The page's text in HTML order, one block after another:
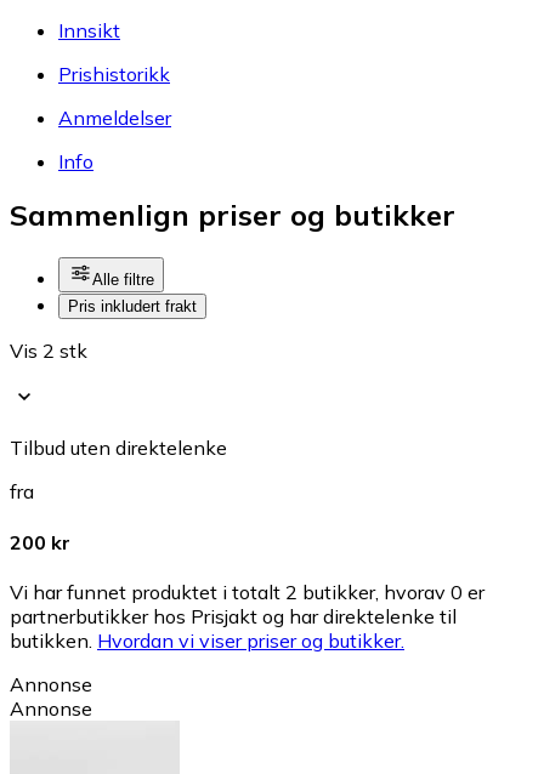
Innsikt
Prishistorikk
Anmeldelser
Info
Sammenlign priser og butikker
Alle filtre
Pris inkludert frakt
Vis 2 stk
Tilbud uten direktelenke
fra
200 kr
Vi har funnet produktet i totalt 2 butikker, hvorav 0 er
partnerbutikker hos Prisjakt og har direktelenke til
butikken. Hvordan vi viser priser og butikker.
Annonse
Annonse